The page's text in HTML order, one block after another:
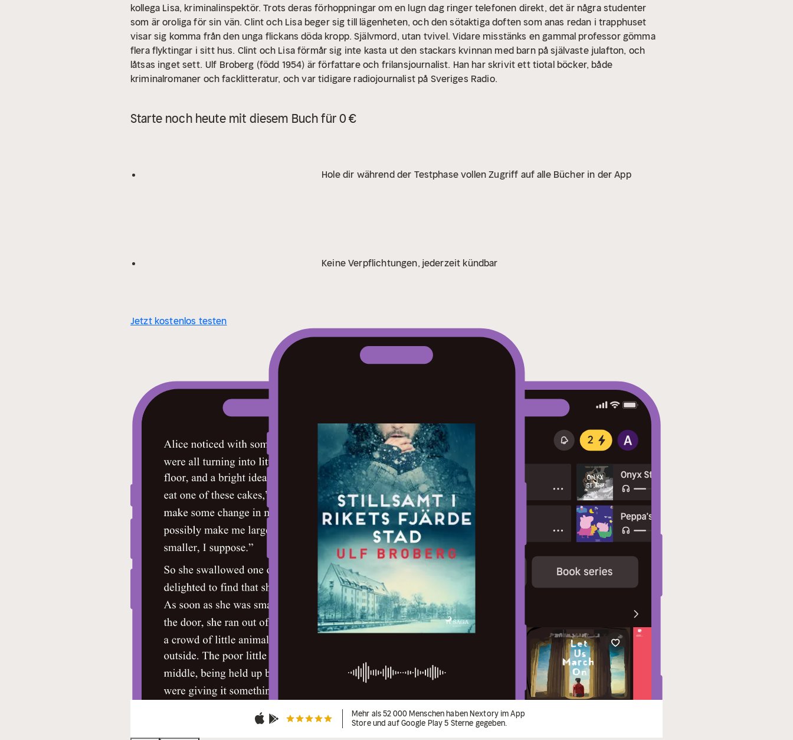
kollega Lisa, kriminalinspektör. Trots deras förhoppningar om en lugn dag ringer telefonen direkt, det är några studenter
som är oroliga för sin vän. Clint och Lisa beger sig till lägenheten, och den sötaktiga doften som anas redan i trapphuset
visar sig komma från den unga flickans döda kropp. Självmord, utan tvivel. Vidare misstänks en gammal professor gömma
flera flyktingar i sitt hus. Clint och Lisa förmår sig inte kasta ut den stackars kvinnan med barn på självaste julafton, och
låtsas inget sett. Ulf Broberg (född 1954) är författare och frilansjournalist. Han har skrivit ett tiotal böcker, både
kriminalromaner och facklitteratur, och var tidigare radiojournalist på Sveriges Radio.
Starte noch heute mit diesem Buch für 0 €
Hole dir während der Testphase vollen Zugriff auf alle Bücher in der App
Keine Verpflichtungen, jederzeit kündbar
Jetzt kostenlos testen
Mehr als 52 000 Menschen haben Nextory im App
Store und auf Google Play 5 Sterne gegeben.